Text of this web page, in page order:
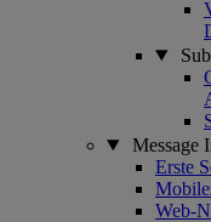
Message
Erste
Web-